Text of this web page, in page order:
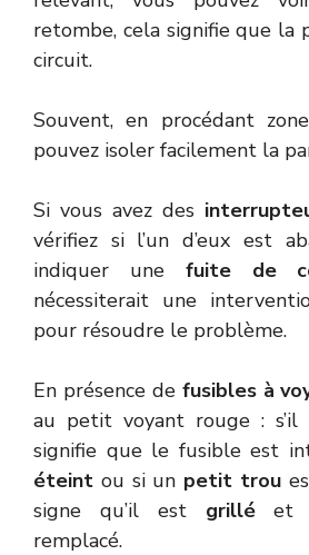
retombe, cela signifie que la
circuit.
Souvent, en procédant
pouvez isoler facilement la
Si vous avez des
vérifiez si l’un d’eux est
indiquer une fuite de
nécessiterait une
pour résoudre le problème.
En présence de fusibles à
au petit voyant rouge : s’il
signifie que le fusible est
éteint ou si un petit trou
signe qu’il est grilléet
remplacé.